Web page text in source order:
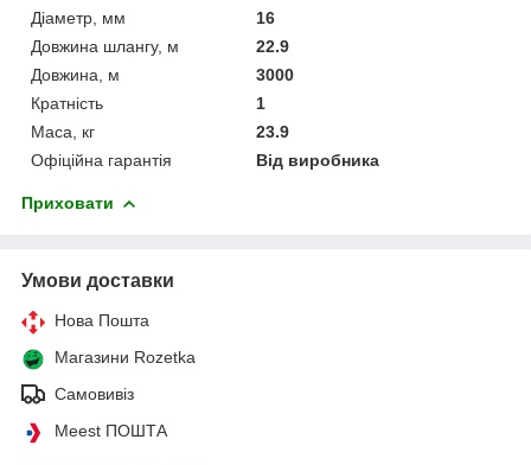
Діаметр, мм
16
Довжина шлангу, м
22.9
Довжина, м
3000
Кратність
1
Маса, кг
23.9
Офіційна гарантія
Від виробника
Приховати
Умови доставки
Нова Пошта
Магазини Rozetka
Самовивіз
Meest ПОШТА